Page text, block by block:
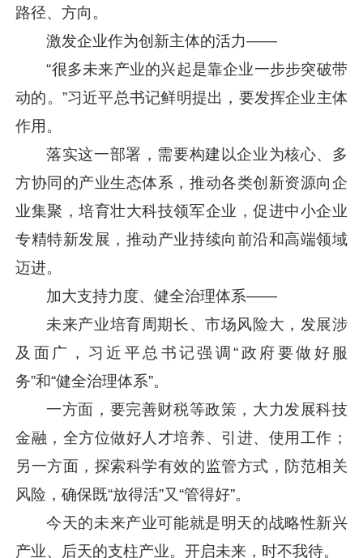
路径、方向。
激发企业作为创新主体的活力——
“很多未来产业的兴起是靠企业一步步突破带
动的。”习近平总书记鲜明提出，要发挥企业主体
作用。
落实这一部署，需要构建以企业为核心、多
方协同的产业生态体系，推动各类创新资源向企
业集聚，培育壮大科技领军企业，促进中小企业
专精特新发展，推动产业持续向前沿和高端领域
迈进。
加大支持力度、健全治理体系——
未来产业培育周期长、市场风险大，发展涉
及面广， 习近平总书记强调“政府要做好服
务”和“健全治理体系”。
一方面，要完善财税等政策，大力发展科技
金融，全方位做好人才培养、引进、使用工作；
另一方面，探索科学有效的监管方式，防范相关
风险，确保既“放得活”又“管得好”。
今天的未来产业可能就是明天的战略性新兴
产业、后天的支柱产业。开启未来，时不我待。